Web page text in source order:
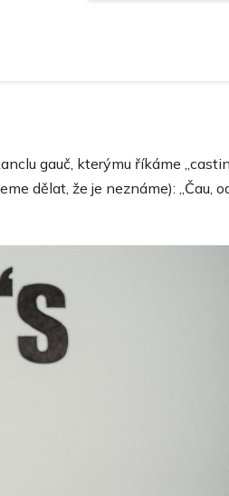
gauč, kterýmu říkáme
dělat, že je neznáme): „Čau,